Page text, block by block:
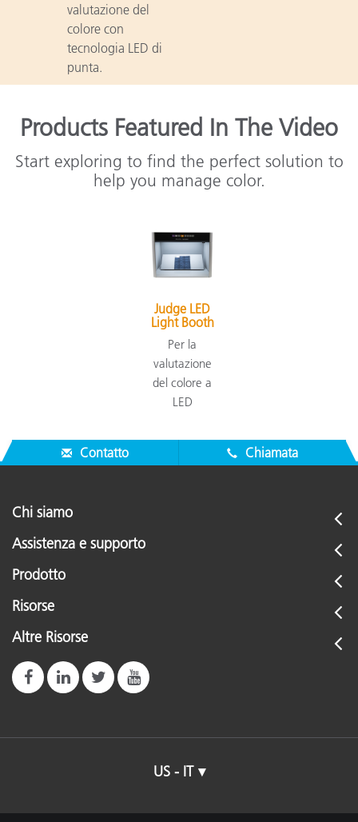
valutazione del
colore con
tecnologia LED di
punta.
Products Featured In The Video
Start exploring to find the perfect solution to
help you manage color.
Judge LED
Light Booth
Per la
valutazione
del colore a
LED
Contatto Chiamata
Chi siamo
Assistenza e supporto
Prodotto
Risorse
Altre Risorse
US - IT